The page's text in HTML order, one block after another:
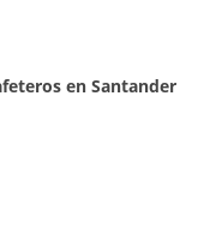
en Santander